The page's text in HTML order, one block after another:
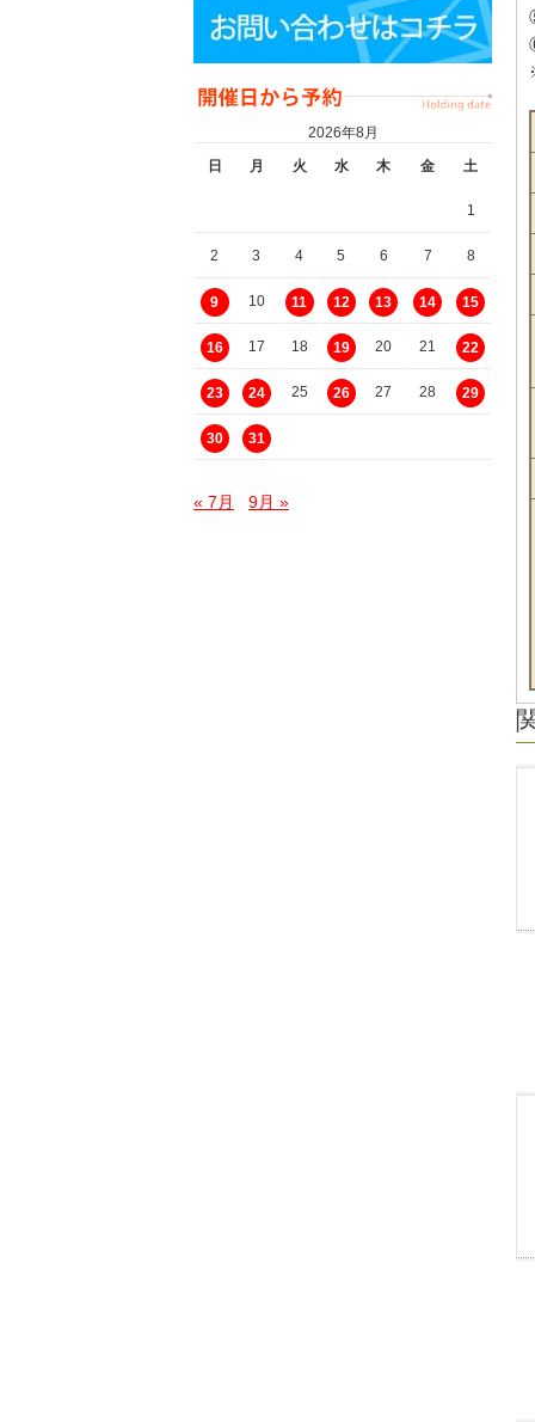
2026年8月
日
月 火 水 木 金 土
1
2 3 4 5 6 7 8
9 10 11 12 13 14 15
16 17 18 19 20 21 22
23 24 25 26 27 28 29
30 31
« 7月 9月 »